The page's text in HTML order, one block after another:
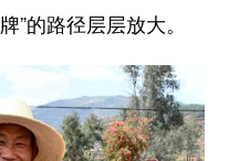
的路径层层放大。